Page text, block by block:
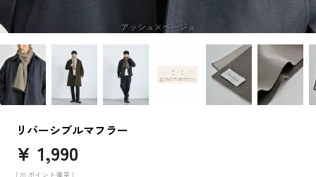
アッシュ×ベージュ
リバーシブルマフラー
¥ 1,990
[ 20 ポイント進呈 ]